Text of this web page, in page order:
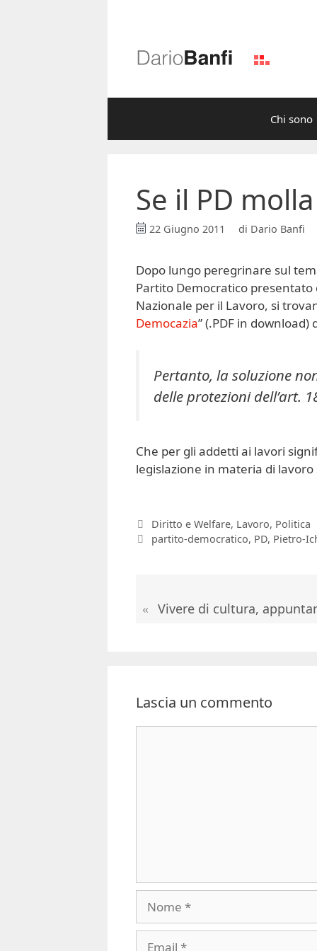
Chi sono
Se il PD
22 Giugno 2011 di Dario Banfi
Dopo lungo peregrinare sul
Partito Democratico
Nazionale per il Lavoro, si
Democazia” (.PDF in download)
Pertanto, la soluzione
delle protezioni dell’art.
Che per gli addetti ai lavori
legislazione in materia di
Categorie
Diritto e Welfare, Lavoro, Politica
Tag
partito-democratico, PD, Pietro-
Vivere di cultura,
Lascia un commento